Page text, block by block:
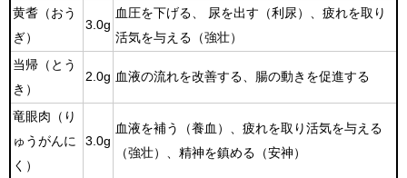
黄耆（おう
ぎ）
3.0g
血圧を下げる、 尿を出す（利尿）、疲れを取り
活気を与える（強壮）
当帰（とう
き）
2.0g 血液の流れを改善する、腸の動きを促進する
竜眼肉（り
ゅうがんに
く）
3.0g
血液を補う（養血）、疲れを取り活気を与える
（強壮）、精神を鎮める（安神）